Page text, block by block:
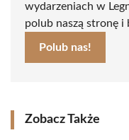
wydarzeniach w
polub naszą stronę i
Polub nas!
Zobacz Także